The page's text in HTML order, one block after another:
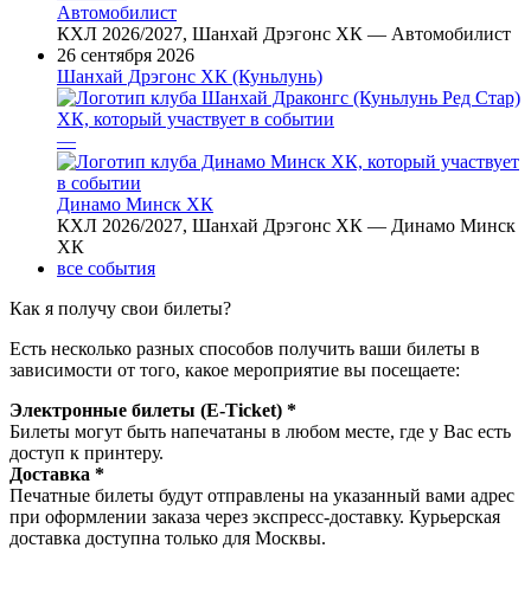
Автомобилист
КХЛ 2026/2027, Шанхай Дрэгонс ХК — Автомобилист
26 сентября 2026
Шанхай Дрэгонс ХК (Куньлунь)
—
Динамо Минск ХК
КХЛ 2026/2027, Шанхай Дрэгонс ХК — Динамо Минск
ХК
все события
Как я получу свои билеты?
Есть несколько разных способов получить ваши билеты в
зависимости от того, какое мероприятие вы посещаете:
Электронные билеты (E-Ticket) *
Билеты могут быть напечатаны в любом месте, где у Вас есть
доступ к принтеру.
Доставка *
Печатные билеты будут отправлены на указанный вами адрес
при оформлении заказа через экспресс-доставку. Курьерская
доставка доступна только для Москвы.